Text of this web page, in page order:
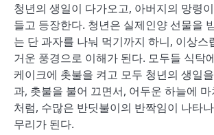
청년의 생일이 다가오고, 아버지의 망령
들고 등장한다. 청년은 실제인양 선물을
는 단 과자를 나눠 먹기까지 하니, 이상스
거운 풍경으로 이해가 된다. 모두들 식탁
케이크에 촛불을 켜고 모두 청년의 생일
과, 촛불을 불어 끄면서, 어두운 하늘에
처럼, 수많은 반딧불이의 반짝임이 나타
무리가 된다.